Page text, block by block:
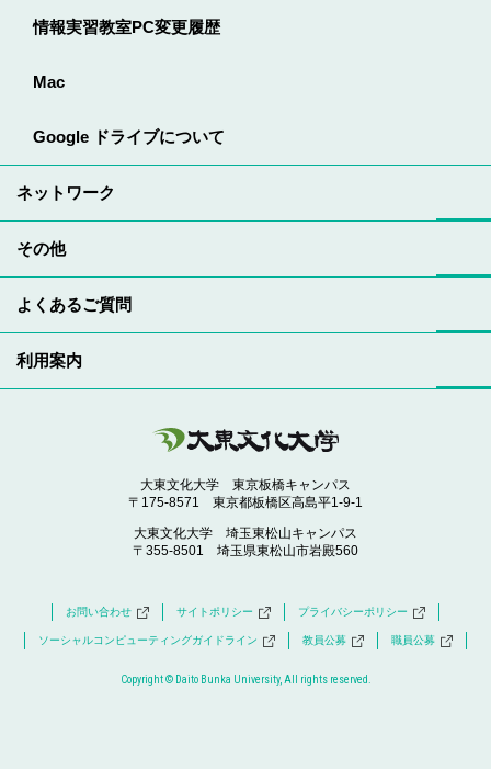
大東文化大学 東京板橋キャンパス
〒175-8571 東京都板橋区高島平1-9-1
大東文化大学 埼玉東松山キャンパス
〒355-8501 埼玉県東松山市岩殿560
お問い合わせ サイトポリシー プライバシーポリシー
ソーシャルコンピューティングガイドライン 教員公募 職員公募
情報実習教室PC変更履歴
Mac
Google ドライブについて
ネットワーク
その他
よくあるご質問
利用案内
Copyright © Daito Bunka University, All rights reserved.